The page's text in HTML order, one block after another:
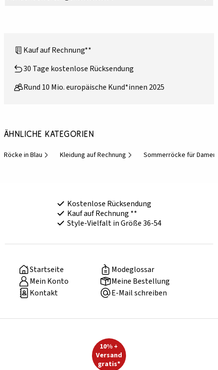
Kauf auf Rechnung**
30 Tage kostenlose Rücksendung
Rund 10 Mio. europäische Kund*innen 2025
Ähnliche Kategorien
Röcke in Blau Kleidung auf Rechnung Sommerröcke für Damen
Kostenlose Rücksendung
Kauf auf Rechnung **
Style-Vielfalt in Größe 36-54
Startseite
Modeglossar
Mein Konto
Meine Bestellung
Kontakt
E-Mail schreiben
10% +
Versand
gratis*